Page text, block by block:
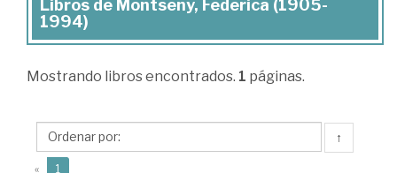
Libros
de
Montseny,
(1905-
1994)
Libros de Montseny, Federica (1905-
1994)
Mostrando libros encontrados. 1 páginas.
↑
« 1